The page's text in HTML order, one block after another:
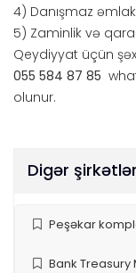
4) Danışmaz
5) Zaminlik və
Qeydiyyat üçün
055 584 87 85
olunur.
Digər
Peşəkar
Bank